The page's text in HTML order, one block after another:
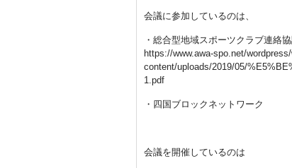
会議に参加しているのは、
・総合型地域スポーツクラブ連絡
https://www.awa-spo.net/
content/uploads/2019/05/
1.pdf
・四国ブロックネットワーク
会議を開催しているのは